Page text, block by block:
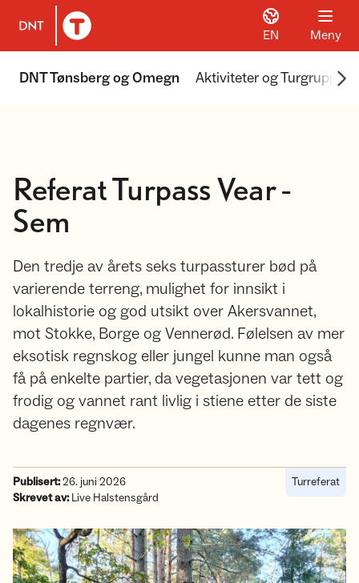
Til DNT.no forside
EN Meny
DNT Tønsberg og Omegn Aktiviteter og Turgrupper
Referat Turpass Vear -
Sem
Den tredje av årets seks turpassturer bød på
varierende terreng, mulighet for innsikt i
lokalhistorie og god utsikt over Akersvannet,
mot Stokke, Borge og Vennerød. Følelsen av mer
eksotisk regnskog eller jungel kunne man også
få på enkelte partier, da vegetasjonen var tett og
frodig og vannet rant livlig i stiene etter de siste
dagenes regnvær.
Publisert:26. juni 2026
Skrevet av:Live Halstensgård
Turreferat